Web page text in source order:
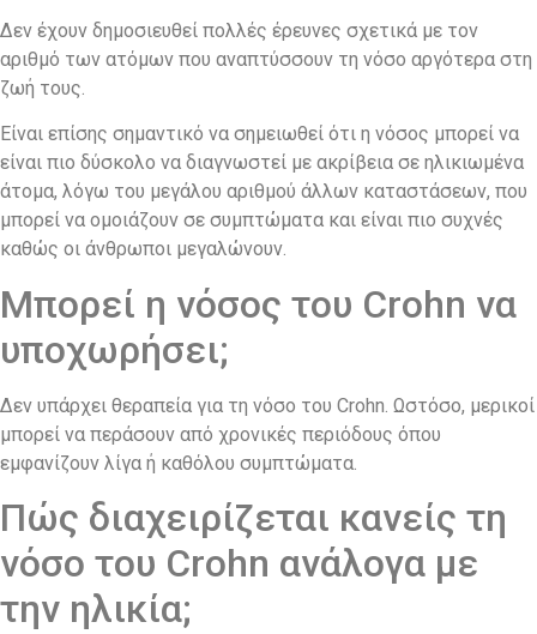
Δεν έχουν δημοσιευθεί πολλές έρευνες σχετικά με τον
αριθμό των ατόμων που αναπτύσσουν τη νόσο αργότερα στη
ζωή τους.
Είναι επίσης σημαντικό να σημειωθεί ότι η νόσος μπορεί να
είναι πιο δύσκολο να διαγνωστεί με ακρίβεια σε ηλικιωμένα
άτομα, λόγω του μεγάλου αριθμού άλλων καταστάσεων, που
μπορεί να ομοιάζουν σε συμπτώματα και είναι πιο συχνές
καθώς οι άνθρωποι μεγαλώνουν.
Μπορεί η νόσος του Crohn να
υποχωρήσει;
Δεν υπάρχει θεραπεία για τη νόσο του Crohn. Ωστόσο, μερικοί
μπορεί να περάσουν από χρονικές περιόδους όπου
εμφανίζουν λίγα ή καθόλου συμπτώματα.
Πώς διαχειρίζεται κανείς τη
νόσο του Crohn ανάλογα με
την ηλικία;